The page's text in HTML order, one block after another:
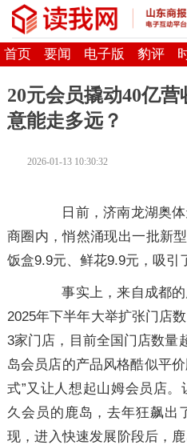
首页 要闻 电子版 豹评
20元会员撬动40亿
意能走多远？
2026-01-13 10:30:32
日前，济南龙湖奥体
商圈内，悄然涌现出一批新
饭盒9.9元、鲜花9.9元，吸引
事实上，来自成都的
2025年下半年大举扩张门店
3家门店，目前全国门店数量
岛会员店的产品风格酷似平
式”又让人想起山姆会员店
久会员的鹿岛，去年狂飙出
现，进入快速发展阶段后，